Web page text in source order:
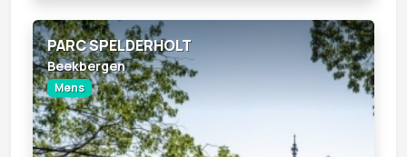
PARC SPELDERHOLT
Beekbergen
Mens